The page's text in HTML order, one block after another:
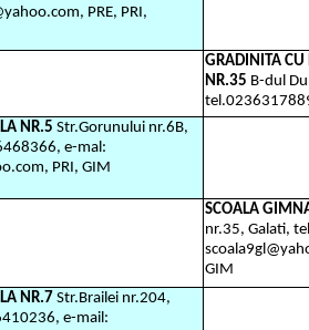
PRE, PRI,
GRADINITA
NR.35 B-dul
NR.5 Str.Gorunului nr.6B,
e-mal:
PRI, GIM
SCOALA
nr.35, Galati,
GIM
NR.7 Str.Brailei nr.204,
e-mail: